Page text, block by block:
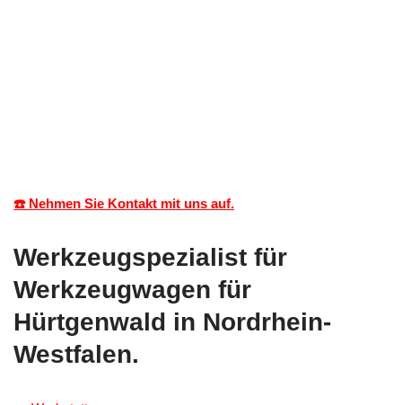
☎️ Nehmen Sie Kontakt mit uns auf.
Werkzeugspezialist für
Werkzeugwagen für
Hürtgenwald in Nordrhein-
Westfalen.